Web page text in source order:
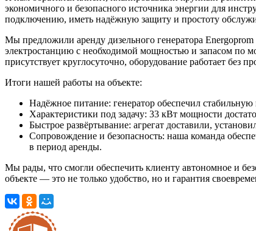
экономичного и безопасного источника энергии для
подключению, иметь надёжную защиту и простоту
Мы предложили аренду дизельного генератора
электростанцию с необходимой мощностью и запасом по
присутствует круглосуточно, оборудование работает без
Итоги нашей работы на объекте:
Надёжное питание: генератор обеспечил
Характеристики под задачу: 33 кВт мощности
Быстрое развёртывание: агрегат доставили,
Сопровождение и безопасность: наша команда
в период аренды.
Мы рады, что смогли обеспечить клиенту автономное и
объекте — это не только удобство, но и гарантия